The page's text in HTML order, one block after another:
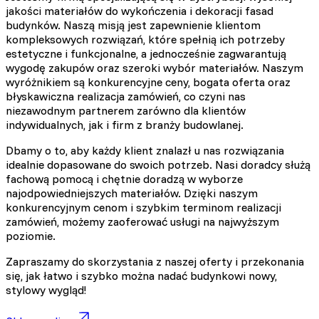
jakości materiałów do wykończenia i dekoracji fasad
budynków. Naszą misją jest zapewnienie klientom
kompleksowych rozwiązań, które spełnią ich potrzeby
estetyczne i funkcjonalne, a jednocześnie zagwarantują
wygodę zakupów oraz szeroki wybór materiałów. Naszym
wyróżnikiem są konkurencyjne ceny, bogata oferta oraz
błyskawiczna realizacja zamówień, co czyni nas
niezawodnym partnerem zarówno dla klientów
indywidualnych, jak i firm z branży budowlanej.
Dbamy o to, aby każdy klient znalazł u nas rozwiązania
idealnie dopasowane do swoich potrzeb. Nasi doradcy służą
fachową pomocą i chętnie doradzą w wyborze
najodpowiedniejszych materiałów. Dzięki naszym
konkurencyjnym cenom i szybkim terminom realizacji
zamówień, możemy zaoferować usługi na najwyższym
poziomie.
Zapraszamy do skorzystania z naszej oferty i przekonania
się, jak łatwo i szybko można nadać budynkowi nowy,
stylowy wygląd!
Statystyczne pliki cookie
na stronie, gromadząc i
Marketing
Marketingowe pliki cookie
reklam, które są istotne i
reklamodawców strony trzeciej.
Nieklasyfikowane
Nieklasyfikowane pliki cookie,